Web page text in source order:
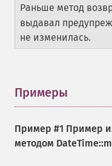
Раньше метод
выдавал
не изменилась.
Примеры
Пример #1 Пример
методом